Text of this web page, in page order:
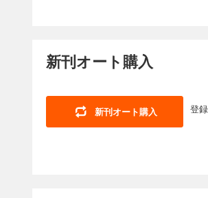
ルするか。ほぼそ
ープンフォトコンテスト（金森
ル＆買い方ガイド □
戦して欲しいジャン
ライフ道場 美味し
楽しく撮れるカフェ写真の撮影
ッド！な一瞬を探
／動物園へ行こう（
力彩芽さんが登場。
に対する熱い気持ちを
カスの時代。だから
多いものです。ど
能が向上しても、
写真ライフ2023年
新刊オート購入
新刊オート購入 登